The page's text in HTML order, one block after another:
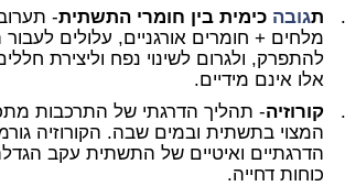
תגובה כימית בין חומרי התשתית-
מלחים + חומרים אורגניים, עלולים לעבור
להתפרק, ולגרום לשינוי נפח וליצירת
אלו אינם מידיים.
קורוזיה- תהליך הדרגתי של התרכבות
המצוי בתשתית ובמים שבה. הקורוזיה
הדרגתיים ואיטיים של התשתית עקב
כוחות דחייה.